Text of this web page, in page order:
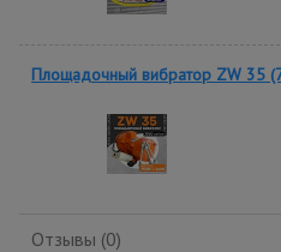
Площадочный вибратор ZW 35
Отзывы (0)